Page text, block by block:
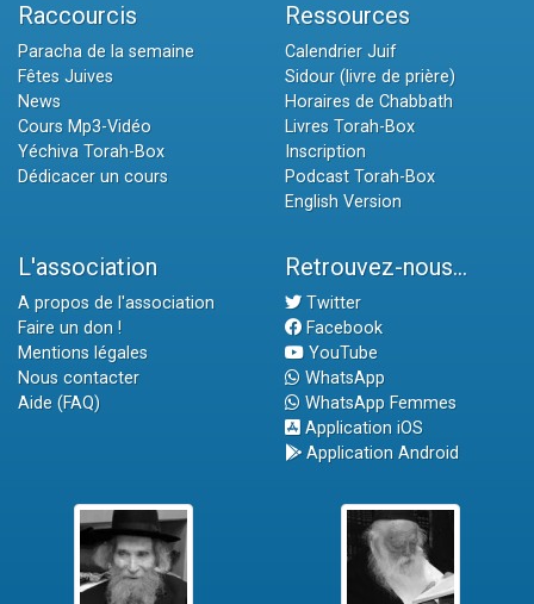
Raccourcis
Paracha de la semaine
Fêtes Juives
News
Cours Mp3-Vidéo
Yéchiva Torah-Box
Dédicacer un cours
Ressources
Calendrier Juif
Sidour (livre de prière)
Horaires de Chabbath
Livres Torah-Box
Inscription
Podcast Torah-Box
English Version
L'association
A propos de l'association
Faire un don !
Mentions légales
Nous contacter
Aide (FAQ)
Retrouvez-nous...
Twitter
Facebook
YouTube
WhatsApp
WhatsApp Femmes
Application iOS
Application Android